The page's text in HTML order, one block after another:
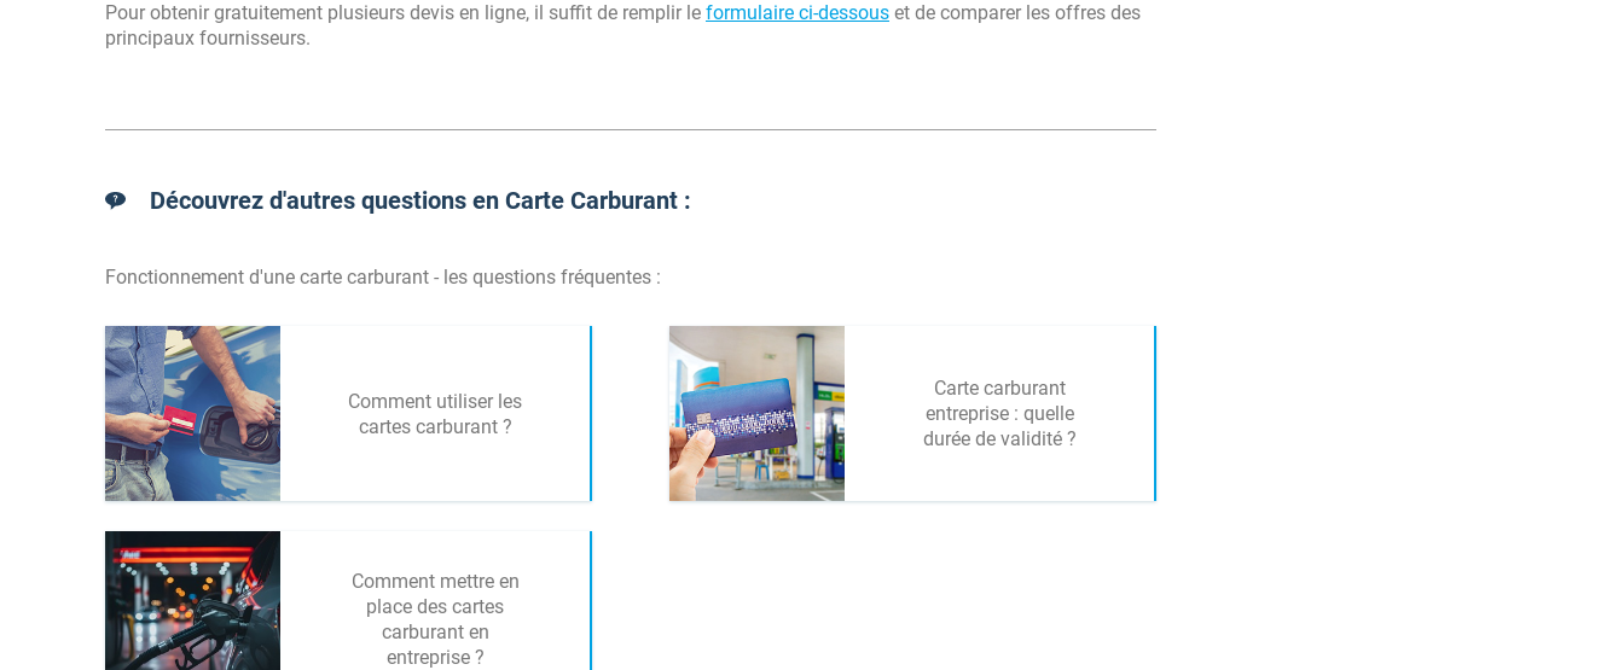
Pour obtenir gratuitement plusieurs devis en ligne, il suffit de remplir le formulaire ci-dessous et de comparer les offres des
principaux fournisseurs.
Découvrez d'autres questions en Carte Carburant :
Fonctionnement d'une carte carburant - les questions fréquentes :
Comment utiliser les
cartes carburant ?
Carte carburant
entreprise : quelle
durée de validité ?
Comment mettre en
place des cartes
carburant en
entreprise ?